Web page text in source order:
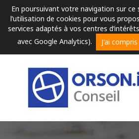
En poursuivant votre navigation sur ce
l’utilisation de cookies pour vous
services adaptés à vos centres
avec Google Analytics).
J'ai compris
Audit de référencement